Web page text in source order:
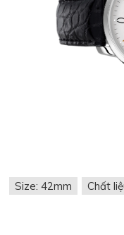
Size: 42mm Chất